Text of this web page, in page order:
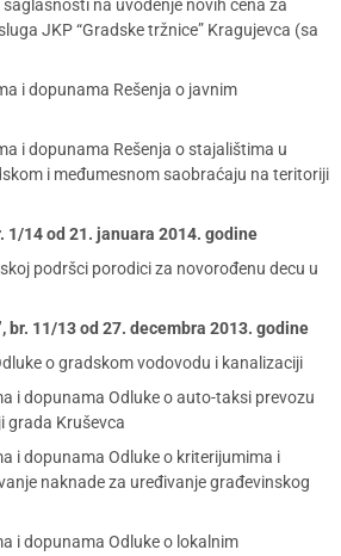
saglasnosti na uvođenje novih cena za
JKP “Gradske tržnice” Kragujevca (sa
i dopunama Rešenja o javnim
i dopunama Rešenja o stajalištima u
i međumesnom saobraćaju na teritoriji
1/14 od 21. januara 2014. godine
podršci porodici za novorođenu decu u
br. 11/13 od 27. decembra 2013. godine
o gradskom vodovodu i kanalizaciji
i dopunama Odluke o auto-taksi prevozu
grada Kruševca
i dopunama Odluke o kriterijumima i
naknade za uređivanje građevinskog
i dopunama Odluke o lokalnim